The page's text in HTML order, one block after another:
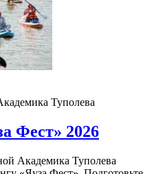
Туполева
Фест» 2026
Академика Туполева